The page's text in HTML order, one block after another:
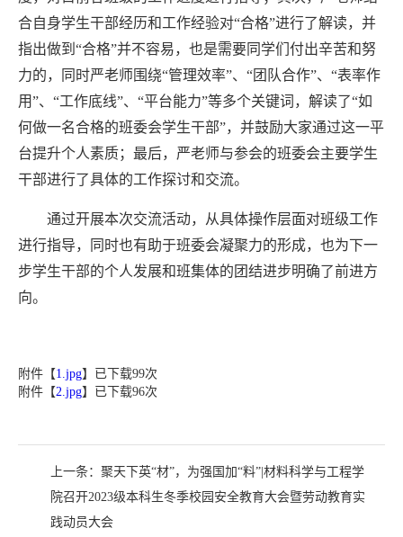
合自身学生干部经历和工作经验对“合格”进行了解读，并
指出做到“合格”并不容易，也是需要同学们付出辛苦和努
力的，同时严老师围绕“管理效率”、“团队合作”、“表率作
用”、“工作底线”、“平台能力”等多个关键词，解读了“如
何做一名合格的班委会学生干部”，并鼓励大家通过这一平
台提升个人素质；最后，严老师与参会的班委会主要学生
干部进行了具体的工作探讨和交流。
通过开展本次交流活动，从具体操作层面对班级工作
进行指导，同时也有助于班委会凝聚力的形成，也为下一
步学生干部的个人发展和班集体的团结进步明确了前进方
向。
附件【1.jpg】已下载99次
附件【2.jpg】已下载96次
上一条： 聚天下英“材”，为强国加“料”|材料科学与工程学
院召开2023级本科生冬季校园安全教育大会暨劳动教育实
践动员大会